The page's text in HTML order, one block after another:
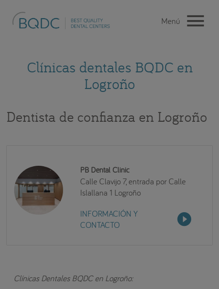
Clínicas dentales BQDC en
Logroño
Dentista de confianza en Logroño
PB Dental Clinic
Calle Clavijo 7, entrada por Calle
Islallana 1 Logroño
INFORMACIÓN Y
CONTACTO
Clínicas Dentales BQDC en Logroño: